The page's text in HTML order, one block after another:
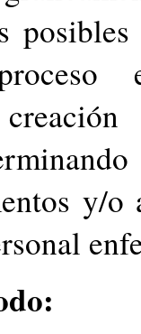
y/o